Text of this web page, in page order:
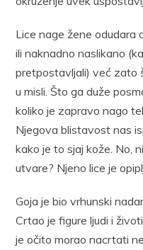
Lice nage žene odudara
ili naknadno naslikano
pretpostavljali) već zato
u misli. Što ga duže
koliko je zapravo nago
Njegova blistavost nas
kako je to sjaj kože. No,
utvare? Njeno lice je
Goja je bio vrhunski
Crtao je figure ljudi i
je očito morao nacrtati